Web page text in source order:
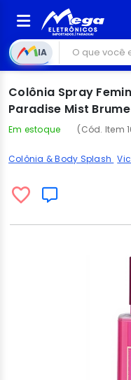
IA
Colônia Spray
Paradise Mist
Em estoque (Cód. Item
Colônia & Body Splash